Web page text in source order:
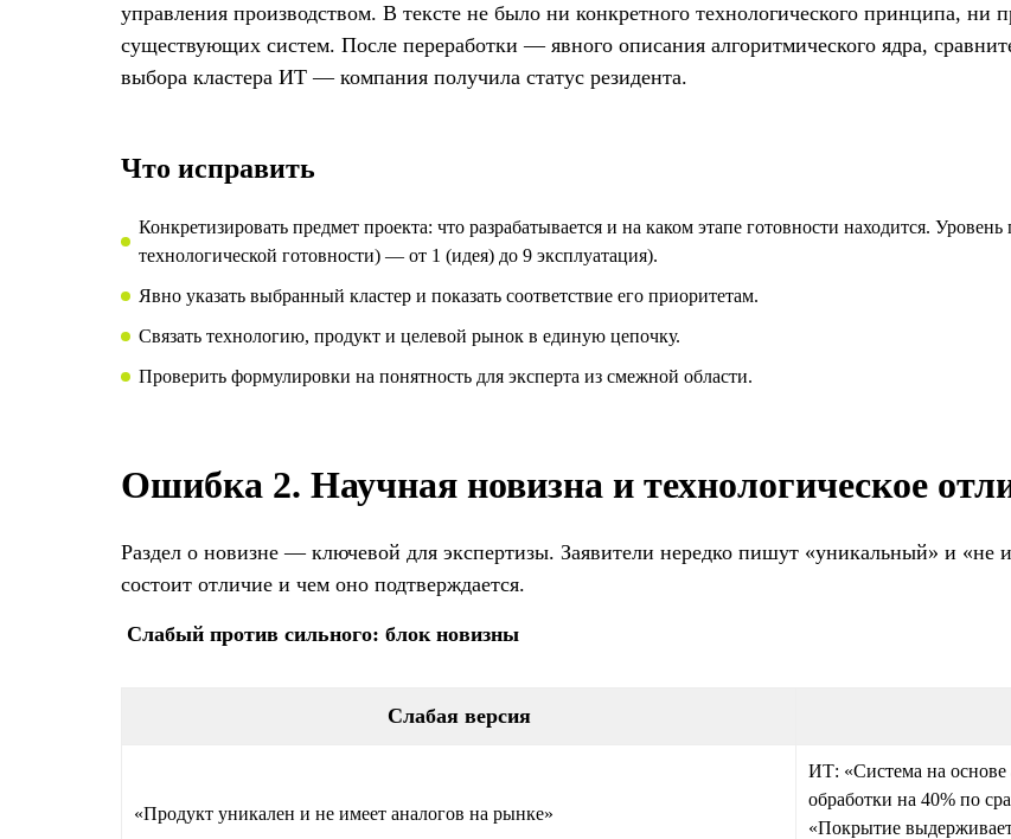
управления производством. В тексте не было ни конкретного технологического принципа, ни
существующих систем. После переработки — явного описания алгоритмического ядра,
выбора кластера ИТ — компания получила статус резидента.
Что исправить
Конкретизировать предмет проекта: что разрабатывается и на каком этапе готовности находится.
технологической готовности) — от 1 (идея) до 9 эксплуатация).
Явно указать выбранный кластер и показать соответствие его приоритетам.
Связать технологию, продукт и целевой рынок в единую цепочку.
Проверить формулировки на понятность для эксперта из смежной области.
Ошибка 2. Научная новизна и технологическое
Раздел о новизне — ключевой для экспертизы. Заявители нередко пишут «уникальный» и
состоит отличие и чем оно подтверждается.
Слабый против сильного: блок новизны
Слабая версия
«Продукт уникален и не имеет аналогов на рынке»
ИТ: «Система на основе
обработки на 40% по
«Покрытие